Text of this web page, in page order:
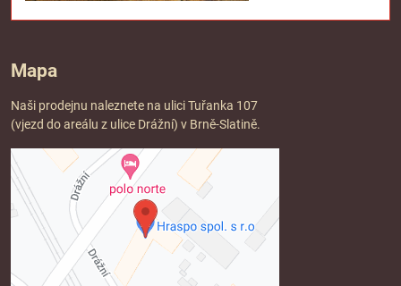
Mapa
Naši prodejnu naleznete na ulici Tuřanka 107
(vjezd do areálu z ulice Drážní) v Brně-Slatině.